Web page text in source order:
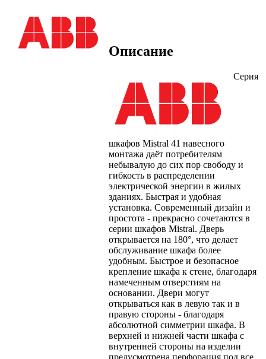
Описание
Серия
шкафов Mistral 41 навесного
монтажа даёт потребителям
небывалую до сих пор свободу и
гибкость в распределении
электрической энергии в жилых
зданиях. Быстрая и удобная
установка. Современный дизайн и
простота - прекрасно сочетаются в
серии шкафов Mistral. Дверь
открывается на 180°, что делает
обслуживание шкафа более
удобным. Быстрое и безопасное
крепление шкафа к стене, благодаря
намеченным отверстиям на
основании. Двери могут
открываться как в левую так и в
правую стороны - благодаря
абсолютной симметрии шкафа. В
верхней и нижней части шкафа с
внутренней стороны на изделии